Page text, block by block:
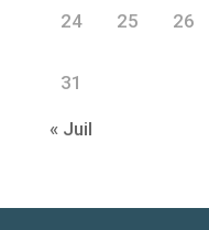
24 25 26
31
« Juil